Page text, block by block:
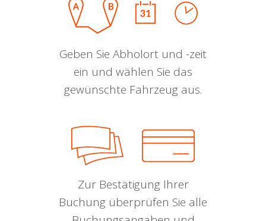
Geben Sie Abholort und -zeit
ein und wählen Sie das
gewünschte Fahrzeug aus.
Zur Bestätigung Ihrer
Buchung überprüfen Sie alle